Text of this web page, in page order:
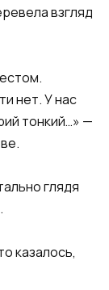
взгляд
нет. У нас
тонкий…» —
глядя
казалось,